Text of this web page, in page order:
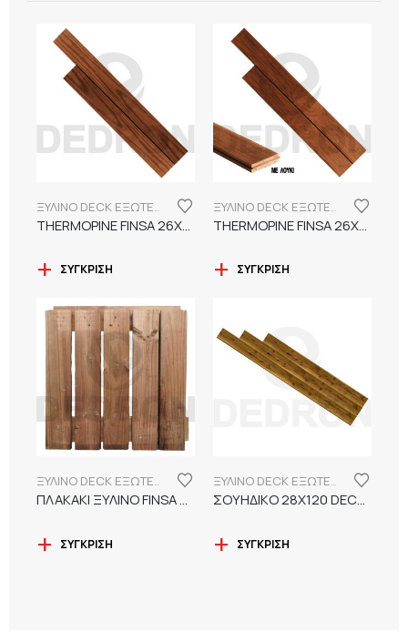
ΞΥΛΙΝΟ DECK ΕΞΩΤΕΡΙΚΟΥ ΧΩΡΟΥ
THERMOPINE FINSA 26Χ100X2400 ΛΕΙΟ ΧΩΡΙΣ ΛΟΥΚΙ DECK ΕΞΩΤΕΡΙΚΟΥ ΧΩΡΟΥ
ΣΎΓΚΡΙΣΗ
ΞΥΛΙΝΟ DECK ΕΞΩΤΕΡΙΚΟΥ ΧΩΡΟΥ
THERMOPINE FINSA 26Χ100X2400 ΧΤΕΝΙ ΜΕ ΛΟΥΚΙ DECK ΕΞΩΤΕΡΙΚΟΥ ΧΩΡΟΥ
ΣΎΓΚΡΙΣΗ
ΞΥΛΙΝΟ DECK ΕΞΩΤΕΡΙΚΟΥ ΧΩΡΟΥ
ΠΛΑΚΑΚΙ ΞΥΛΙΝΟ FINSA 4*50*50 (4τμχ/m2)
ΣΎΓΚΡΙΣΗ
ΞΥΛΙΝΟ DECK ΕΞΩΤΕΡΙΚΟΥ ΧΩΡΟΥ
ΣΟΥΗΔΙΚΟ 28Χ120 DECK ΕΞΩΤΕΡΙΚΟΥ ΧΩΡΟΥ
ΣΎΓΚΡΙΣΗ